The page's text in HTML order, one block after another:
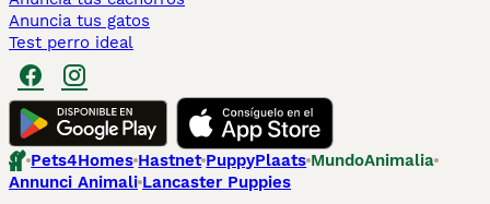
Anuncia tus gatos
Test perro ideal
Pets4Homes Hastnet PuppyPlaats MundoAnimalia
Annunci Animali Lancaster Puppies